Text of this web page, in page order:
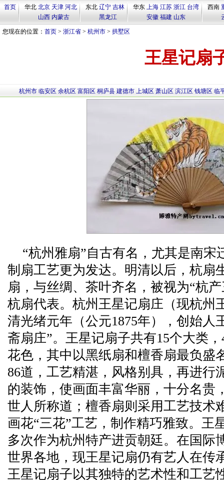
首页 华北 北京 天津 河北
山西 内蒙古
东北 辽宁 吉林
黑龙江
华东 上海 江苏 浙江 台湾
安徽 福建 山东
西南
您现在的位置： 首页 > 浙江省 > 杭州市 > 拱墅区
王星记扇
杭州市 临安区 余杭区 富阳区 桐庐县 建德市 上城区 萧山区 滨江区 钱塘区 临
“杭州雅扇”自古有名，尤其是南宋
制扇工艺更为发达。明清以后，杭扇
扇，与丝绸、茶叶齐名，被视为“杭
杭扇代表。杭州王星记扇庄（现杭州
清光绪元年（公元1875年），创始人
斋扇庄”。王星记扇子共有15个大类
花色，其中以黑纸扇和檀香扇最负盛
86道，工艺精湛，风格别具，再进行
的装饰，使画面丰富华丽，十分名贵
世人所称道；檀香扇则采用工艺技术
画花“三花”工艺，制作精巧雅致。王
多次作为杭州特产进贡朝廷。在国际
世界各地，现王星记扇仍有艺人在传
王星记扇子以其独特的艺术性和工艺